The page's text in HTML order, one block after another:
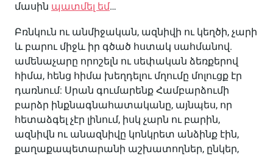
մասին պատմել եմ…
Բռնկուն ու անմիջական, ազնիվի ու կեղծի, չարի
և բարու միջև իր գծած հստակ սահմանով.
ամենաչարը որոշելն ու սեփական ձեռքերով
հիմա, հենց հիմա խեղդելու մղումը մոլուցք էր
դառնում: Սրան գումարենք Համբարձումի
բարձր ինքնագնահատականը, այնպես, որ
հետաձգել չէր լինում, իսկ չարն ու բարին,
ազնիվն ու անազնիվը կոնկրետ անձինք էին,
քաղաքապետարանի աշխատողներ, ընկեր,